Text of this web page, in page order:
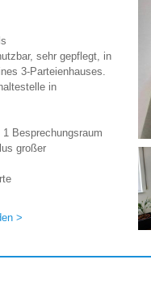
sehr gepflegt, in
3-Parteienhauses.
in
Besprechungsraum
großer
>